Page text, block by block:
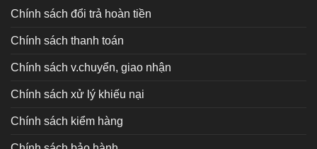
Chính sách đổi trả hoàn tiền
Chính sách thanh toán
Chính sách v.chuyển, giao nhận
Chính sách xử lý khiếu nại
Chính sách kiểm hàng